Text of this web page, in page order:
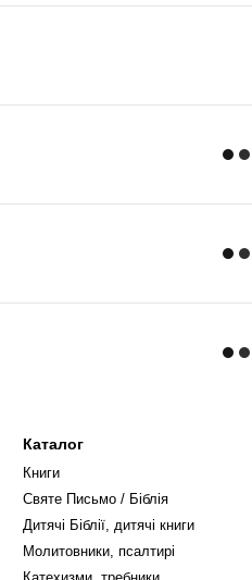
Каталог
Книги
Святе Письмо / Біблія
Дитячі Біблії, дитячі книги
Молитовники, псалтирі